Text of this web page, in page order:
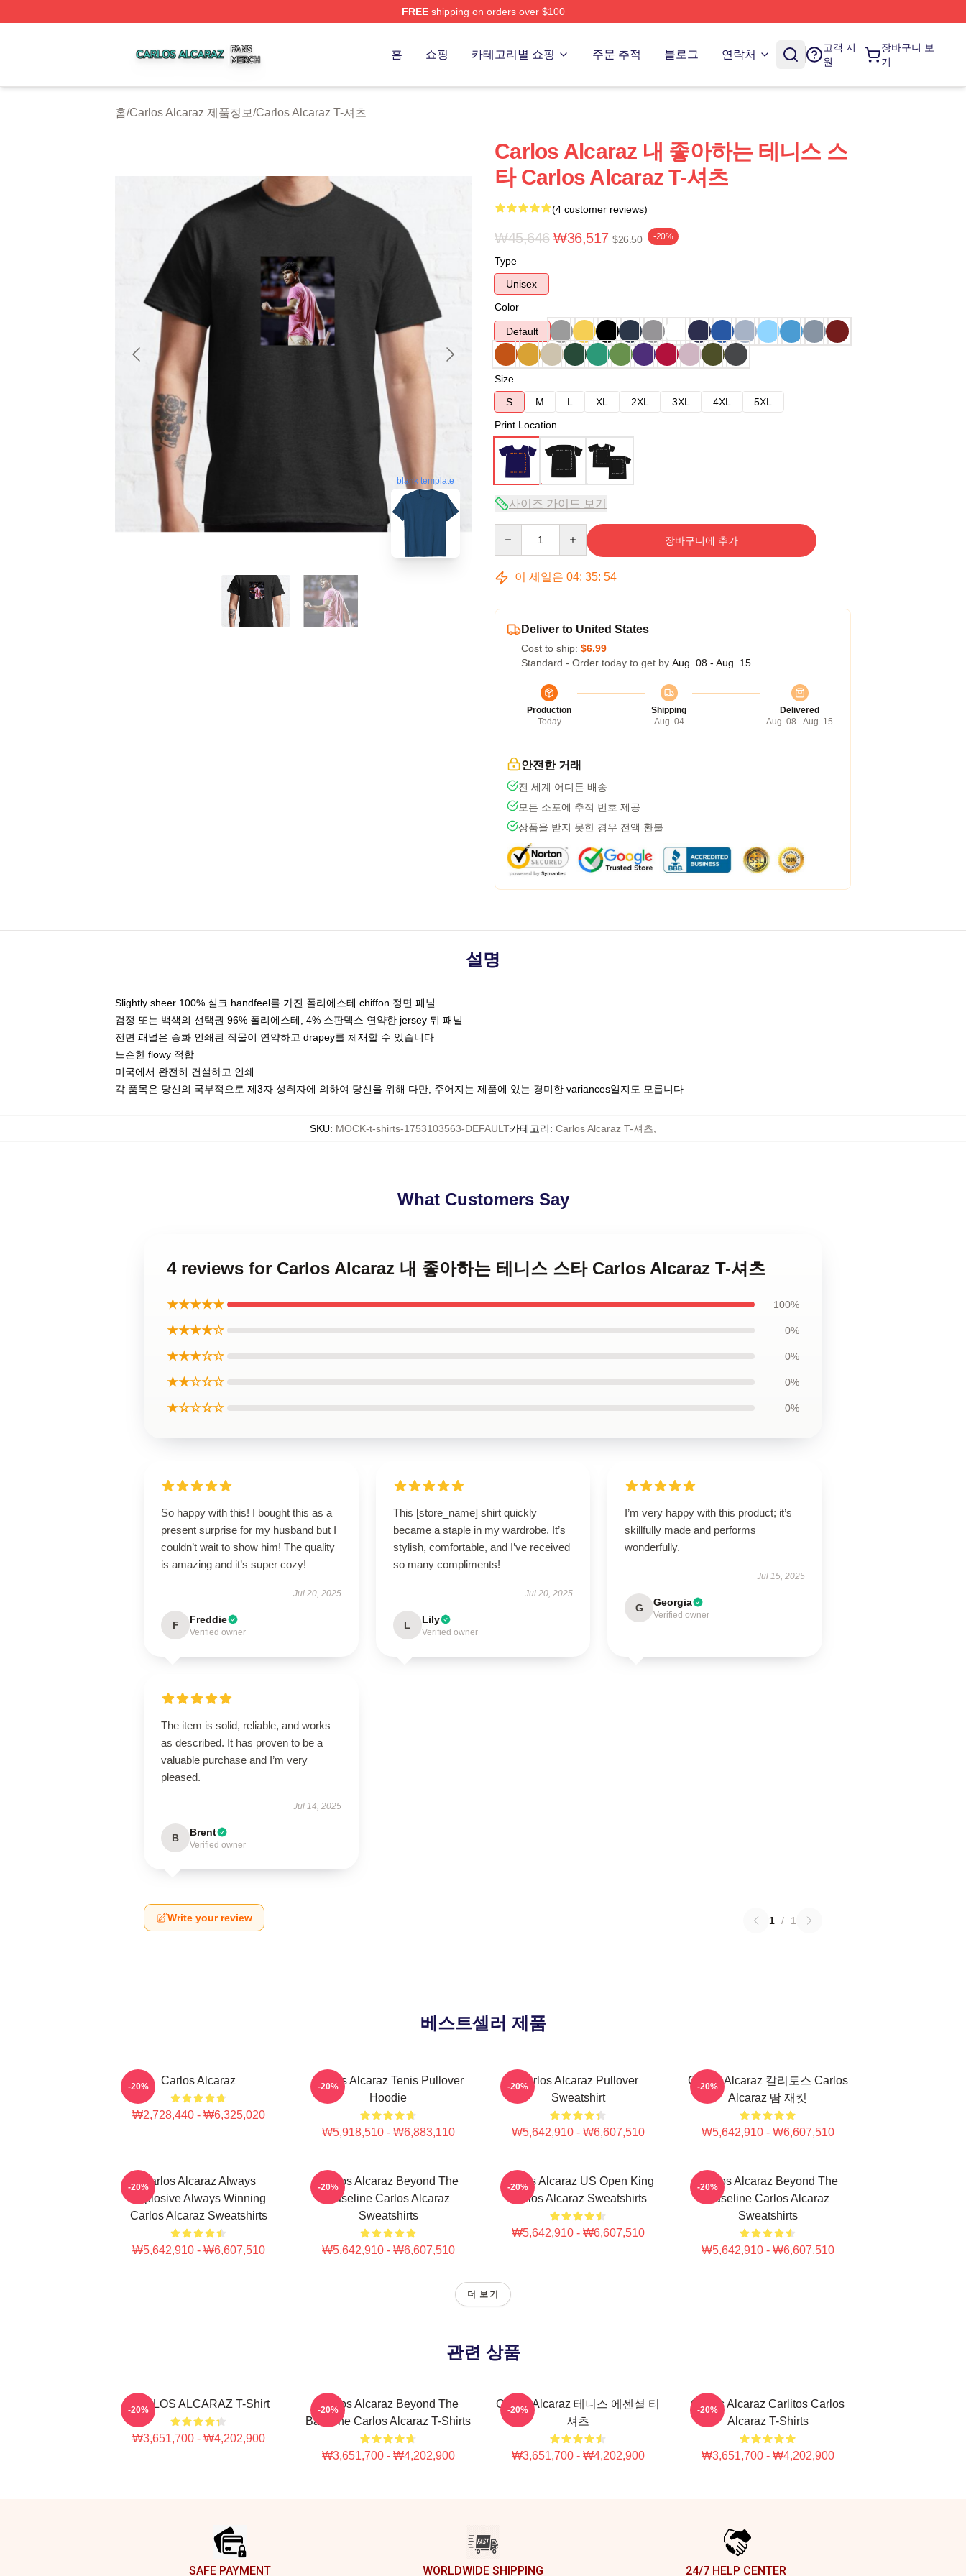
FREEshipping on orders over $100
홈 쇼핑 카테고리별 쇼핑 주문 추적 블로그 연락처
고객 지
원
장바구니 보
기
홈/Carlos Alcaraz 제품정보/Carlos Alcaraz T-셔츠
blank template
Carlos Alcaraz 내 좋아하는 테니스 스
타 Carlos Alcaraz T-셔츠
(4 customer reviews)
₩45,646 ₩36,517 $26.50 -20%
Type
Unisex
Color
Default
Size
S
M L XL 2XL 3XL 4XL
5XL
Print Location
사이즈 가이드 보기
장바구니에 추가
이 세일은 04: 35: 53
Deliver to United States
Cost to ship: $6.99
Standard - Order today to get by Aug. 08 - Aug. 15
Production
Today
Shipping
Aug. 04
Delivered
Aug. 08 - Aug. 15
안전한 거래
전 세계 어디든 배송
모든 소포에 추적 번호 제공
상품을 받지 못한 경우 전액 환불
설명
Slightly sheer 100% 실크 handfeel를 가진 폴리에스테 chiffon 정면 패널
검정 또는 백색의 선택권 96% 폴리에스테, 4% 스판덱스 연약한 jersey 뒤 패널
전면 패널은 승화 인쇄된 직물이 연약하고 drapey를 체재할 수 있습니다
느슨한 flowy 적합
미국에서 완전히 건설하고 인쇄
각 품목은 당신의 국부적으로 제3자 성취자에 의하여 당신을 위해 다만, 주어지는 제품에 있는 경미한 variances일지도 모릅니다
SKU: MOCK-t-shirts-1753103563-DEFAULT카테고리: Carlos Alcaraz T-셔츠
What Customers Say
4 reviews for Carlos Alcaraz 내 좋아하는 테니스 스타 Carlos Alcaraz T-셔츠
★★★★★ 100%
★★★★☆ 0%
★★★☆☆ 0%
★★☆☆☆ 0%
★☆☆☆☆ 0%
So happy with this! I bought this as a
present surprise for my husband but I
couldn’t wait to show him! The quality
is amazing and it’s super cozy!
Jul 20, 2025
F Freddie
Verified owner
This [store_name] shirt quickly
became a staple in my wardrobe. It’s
stylish, comfortable, and I’ve received
so many compliments!
Jul 20, 2025
L Lily
Verified owner
I’m very happy with this product; it’s
skillfully made and performs
wonderfully.
Jul 15, 2025
G Georgia
Verified owner
The item is solid, reliable, and works
as described. It has proven to be a
valuable purchase and I’m very
pleased.
Jul 14, 2025
B Brent
Verified owner
Write your review 1 / 1
베스트셀러 제품
Carlos Alcaraz
₩2,728,440 - ₩6,325,020
-20%
Carlos Alcaraz Tenis Pullover
Hoodie
₩5,918,510 - ₩6,883,110
-20%
Carlos Alcaraz Pullover
Sweatshirt
₩5,642,910 - ₩6,607,510
-20%
Carlos Alcaraz 칼리토스 Carlos
Alcaraz 땀 재킷
₩5,642,910 - ₩6,607,510
-20%
Carlos Alcaraz Always
Explosive Always Winning
Carlos Alcaraz Sweatshirts
₩5,642,910 - ₩6,607,510
-20%
Carlos Alcaraz Beyond The
Baseline Carlos Alcaraz
Sweatshirts
₩5,642,910 - ₩6,607,510
-20%
Carlos Alcaraz US Open King
Carlos Alcaraz Sweatshirts
₩5,642,910 - ₩6,607,510
-20%
Carlos Alcaraz Beyond The
Baseline Carlos Alcaraz
Sweatshirts
₩5,642,910 - ₩6,607,510
-20%
더 보기
관련 상품
CARLOS ALCARAZ T-Shirt
₩3,651,700 - ₩4,202,900
-20%
Carlos Alcaraz Beyond The
Baseline Carlos Alcaraz T-Shirts
₩3,651,700 - ₩4,202,900
-20%
Carlos Alcaraz 테니스 에센셜 티
셔츠
₩3,651,700 - ₩4,202,900
-20%
Carlos Alcaraz Carlitos Carlos
Alcaraz T-Shirts
₩3,651,700 - ₩4,202,900
-20%
SAFE PAYMENT WORLDWIDE SHIPPING 24/7 HELP CENTER